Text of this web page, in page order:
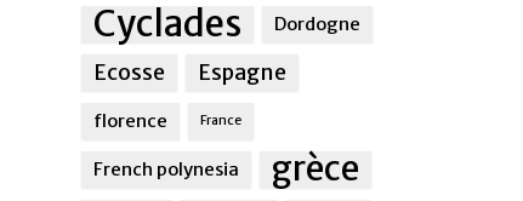
Cyclades Dordogne
Ecosse Espagne
florence France
French polynesia grèce